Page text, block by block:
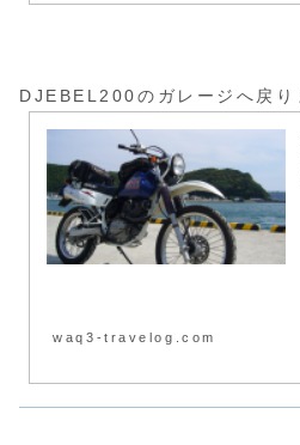
DJEBEL200のガレージへ戻り
waq3-travelog.com